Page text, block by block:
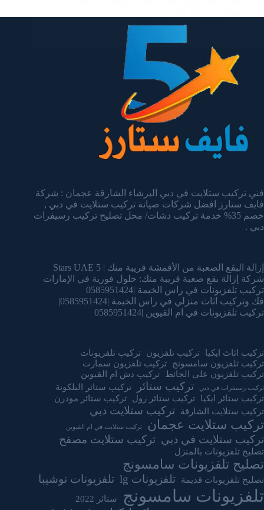
يناير 13, 2025
فني تركيب ستلايت في دبي البرشاء الشارقة عجمان : شركة
فايف ستارز افضل شركات صيانة تركيب ستلايت في دبي ,
خصم 35% خدمة تركيب دشات/ محل تصليح تركيب رسيفرات
دبي .
إزالة البقع الصعبة من الأقمشة قريبة منك | 5 Stars UAE
شركة إزالة بقع صعبة قريبة منك: حلول فورية في الإمارات
تركيب تلفزيونات في راس الخيمة |0585951424
فك وتركيب اثاث منزلي في راس الخيمة |0585951424|
تركيب تلفزيونات في ام القيوين |0585951424
تركيب اثاث ايكيا تركيب تلفزيون
تركيب تلفزيونات
تركيب تلفزيون سامسونج
تركيب تلفزيون سمارت
تركيب تلفزيون على الحائط
تركيب دش ام القيوين
تركيب رسيفرات في دبي تركيب ستائر
تركيب ستائر البلكونة
تركيب ستائر ايكيا
تركيب ستائر رول
تركيب ستائر مودرن
تركيب ستلايت الشارقة
تركيب ستلايت دبي
تركيب ستلايت عجمان تركيب ستلايت في ام القيوين
تركيب ستلايت في دبي تركيب ستلايت مصفح
تصليح تلفزيونات بالمنزل
تصليح تلفزيونات سامسونج
تصليح تلفزيونات قديمة تلفزيونات lg تلفزيونات توشيبا
تلفزيونات سامسونج ستائر 2022